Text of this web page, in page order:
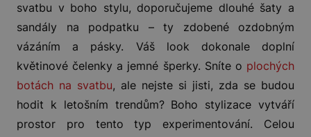
svatbu v boho stylu, doporučujeme dlouhé šaty a
sandály na podpatku – ty zdobené ozdobným
vázáním a pásky. Váš look dokonale doplní
květinové čelenky a jemné šperky. Sníte o plochých
botách na svatbu, ale nejste si jisti, zda se budou
hodit k letošním trendům? Boho stylizace vytváří
prostor pro tento typ experimentování. Celou